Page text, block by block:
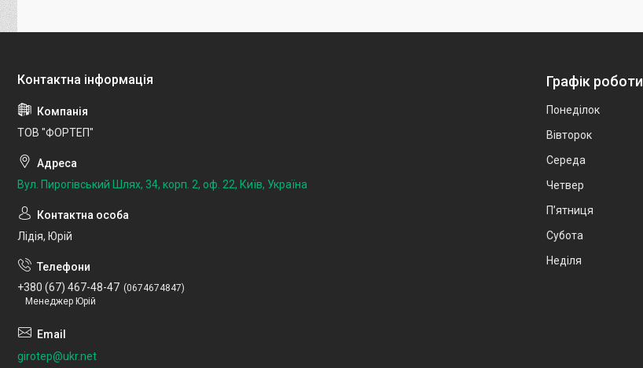
ТОВ "ФОРТЕП"
Вул. Пирогівський Шлях, 34, корп. 2, оф. 22, Київ, Україна
Лідія, Юрій
+380 (67) 467-48-47
0674674847
Менеджер Юрій
girotep@ukr.net
Графік роботи
Понеділок
Вівторок
Середа
Четвер
Пʼятниця
Субота
Неділя